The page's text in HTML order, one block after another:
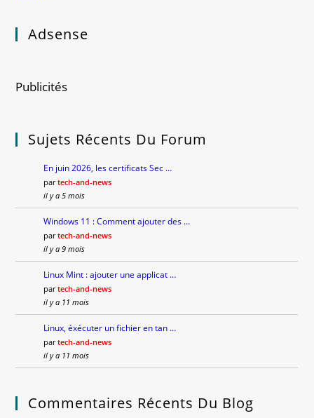
Adsense
Publicités
Sujets Récents Du Forum
En juin 2026, les certificats Sec …
partech-and-news
il y a 5 mois
Windows 11 : Comment ajouter des …
partech-and-news
il y a 9 mois
Linux Mint : ajouter une applicat …
partech-and-news
il y a 11 mois
Linux, éxécuter un fichier en tan …
partech-and-news
il y a 11 mois
Commentaires Récents Du Blog